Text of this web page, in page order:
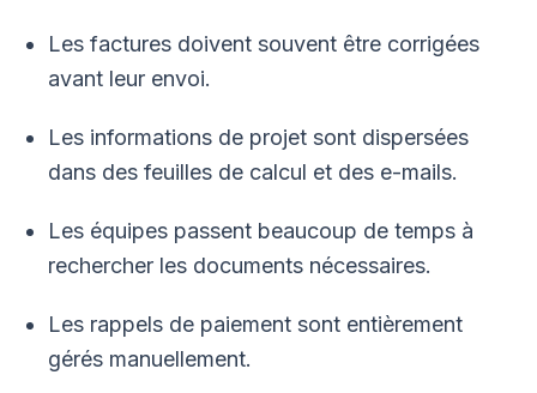
Les factures doivent souvent être corrigées
avant leur envoi.
Les informations de projet sont dispersées
dans des feuilles de calcul et des e-mails.
Les équipes passent beaucoup de temps à
rechercher les documents nécessaires.
Les rappels de paiement sont entièrement
gérés manuellement.